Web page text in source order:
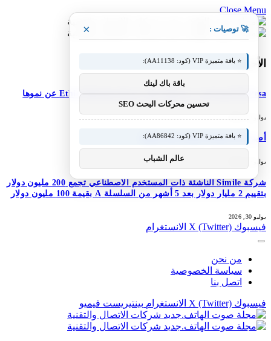
Close Menu
الأحدث
M-Pesa إثيوبيا تعزز خدماتها؛ تعلن شركة Ethio Telecom عن نموها
يوليو 30, 2026
أصبح DJI Osmo Pocket 4P عالميًا
يوليو 30, 2026
شركة Simile الناشئة ذات المستخدم الاصطناعي تجمع 200 مليون دولار
بتقييم 2 مليار دولار بعد 5 أشهر من السلسلة A بقيمة 100 مليون دولار
يوليو 30, 2026
فيسبوك X (Twitter) الانستغرام
من نحن
سياسة الخصوصية
اتصل بنا
فيسبوك X (Twitter) الانستغرام بينتيريست فيميو
🚀 توصيات : ×
⭐ باقة متميزة VIP (كود: AA11138):
باقة باك لينك
تحسين محركات البحث SEO
⭐ باقة متميزة VIP (كود: AA86842):
عالم الشباب